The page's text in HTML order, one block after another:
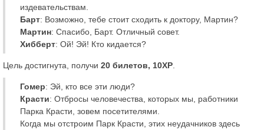
издевательствам.
Барт: Возможно, тебе стоит сходить к доктору, Мартин?
Мартин: Спасибо, Барт. Отличный совет.
Хибберт: Ой! Эй! Кто кидается?
Цель достигнута, получи 20 билетов, 10XP
Гомер: Эй, кто все эти люди?
Красти: Отбросы человечества, которых мы, работники
Парка Красти, зовем посетителями.
Когда мы отстроим Парк Красти, этих неудачников здесь